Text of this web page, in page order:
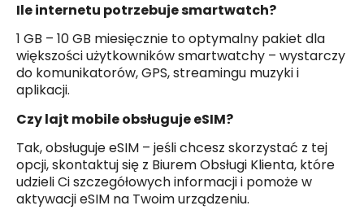
Ile internetu potrzebuje smartwatch?
1 GB – 10 GB miesięcznie to optymalny pakiet dla
większości użytkowników smartwatchy – wystarczy
do komunikatorów, GPS, streamingu muzyki i
aplikacji.
Czy lajt mobile obsługuje eSIM?
Tak, obsługuje eSIM – jeśli chcesz skorzystać z tej
opcji, skontaktuj się z Biurem Obsługi Klienta, które
udzieli Ci szczegółowych informacji i pomoże w
aktywacji eSIM na Twoim urządzeniu.